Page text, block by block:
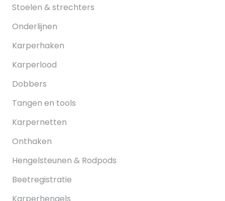
Stoelen & strechters
Onderlijnen
Karperhaken
Karperlood
Dobbers
Tangen en tools
Karpernetten
Onthaken
Hengelsteunen & Rodpods
Beetregistratie